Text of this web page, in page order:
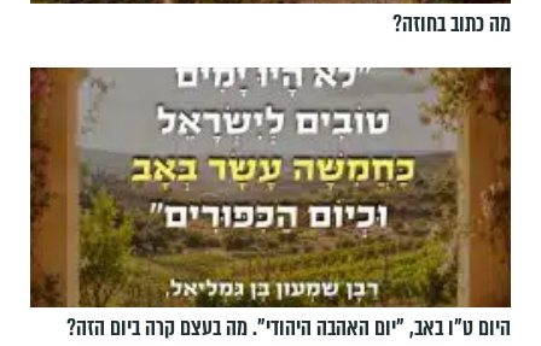
מה כתוב בחוזה?
היום ט"ו באב, ”יום האהבה היהודי". מה בעצם קרה ביום הזה?